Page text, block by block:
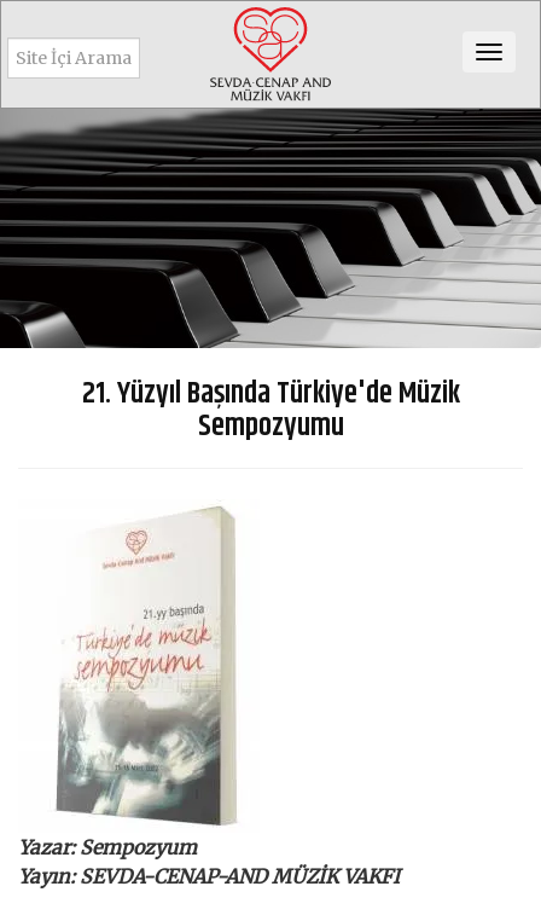
21. Yüzyıl Başında Türkiye'de Müzik
Sempozyumu
Yazar: Sempozyum
Yayın: SEVDA-CENAP-AND MÜZİK VAKFI